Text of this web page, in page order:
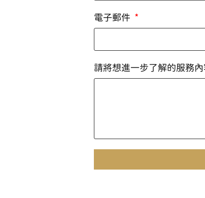
電子郵件
請將想進一步了解的服務